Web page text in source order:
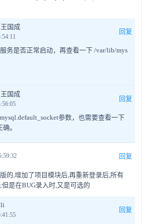
国成
回复
务是否正常启动，再查看一下 /var/lib/mys
国成
回复
参数，也需要查看一下
。
回复
的,增加了项目模块后,再重新登录后,所有
是在BUG录入时,又是可选的
li
回复